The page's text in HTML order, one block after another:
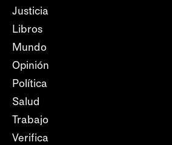
Justicia
Libros
Mundo
Opinión
Política
Salud
Trabajo
Verifica